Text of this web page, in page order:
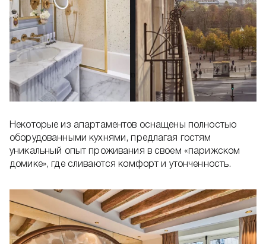
Некоторые из апартаментов оснащены полностью
оборудованными кухнями, предлагая гостям
уникальный опыт проживания в своем «парижском
домике», где сливаются комфорт и утонченность.